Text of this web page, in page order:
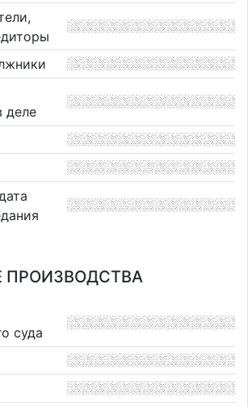
деле
ПРОИЗВОДСТВА
суда